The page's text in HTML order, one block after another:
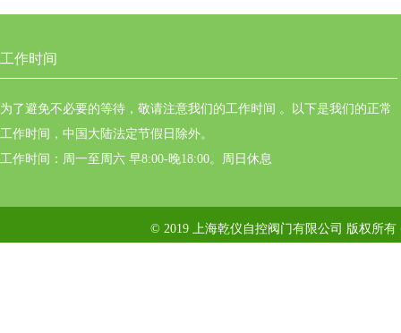
工作时间
为了避免不必要的等待，敬请注意我们的工作时间 。以下是我们的正常
工作时间，中国大陆法定节假日除外。
工作时间：周一至周六 早8:00-晚18:00。周日休息
© 2019 上海乾仪自控阀门有限公司 版权所有